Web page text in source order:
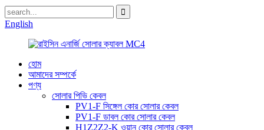
English
হোম
আমাদের সম্পর্কে
পণ্য
সোলার পিভি কেবল
PV1-F সিঙ্গেল কোর সোলার কেবল
PV1-F ডাবল কোর সোলার কেবল
H1Z2Z2-K ওয়ান কোর সোলার কেবল